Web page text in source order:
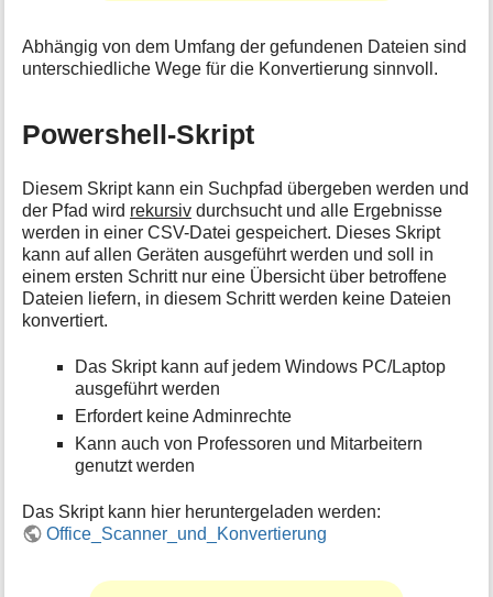
Abhängig von dem Umfang der gefundenen Dateien sind
unterschiedliche Wege für die Konvertierung sinnvoll.
Powershell-Skript
Diesem Skript kann ein Suchpfad übergeben werden und
der Pfad wird rekursiv durchsucht und alle Ergebnisse
werden in einer CSV-Datei gespeichert. Dieses Skript
kann auf allen Geräten ausgeführt werden und soll in
einem ersten Schritt nur eine Übersicht über betroffene
Dateien liefern, in diesem Schritt werden keine Dateien
konvertiert.
Das Skript kann auf jedem Windows PC/Laptop
ausgeführt werden
Erfordert keine Adminrechte
Kann auch von Professoren und Mitarbeitern
genutzt werden
Das Skript kann hier heruntergeladen werden:
Office_Scanner_und_Konvertierung